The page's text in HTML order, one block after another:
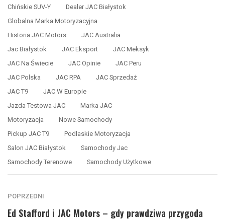
Chińskie SUV-Y
Dealer JAC Białystok
Globalna Marka Motoryzacyjna
Historia JAC Motors
JAC Australia
Jac Białystok
JAC Eksport
JAC Meksyk
JAC Na Świecie
JAC Opinie
JAC Peru
JAC Polska
JAC RPA
JAC Sprzedaż
JAC T9
JAC W Europie
Jazda Testowa JAC
Marka JAC
Motoryzacja
Nowe Samochody
Pickup JAC T9
Podlaskie Motoryzacja
Salon JAC Białystok
Samochody Jac
Samochody Terenowe
Samochody Użytkowe
POPRZEDNI
Ed Stafford i JAC Motors – gdy prawdziwa przygoda